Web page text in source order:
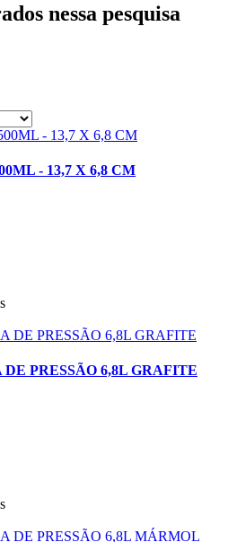
nessa pesquisa
- 13,7 X 6,8 CM
PRESSÃO 6,8L GRAFITE